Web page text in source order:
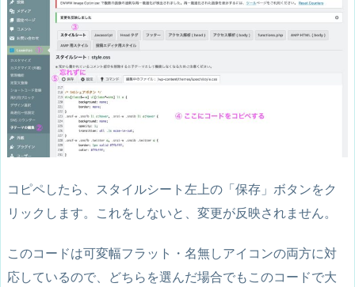
コピペしたら、スタイルシート左上の「保存」ボタンをク
リックします。これをしないと、変更が反映されません。
このコードは可変幅フラット・名無しアイコンの両方に対
応しているので、どちらを選んだ場合でもこのコードで大